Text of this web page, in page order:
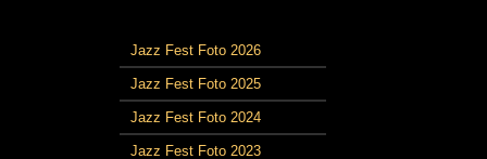
Jazz Fest Foto 2026
Jazz Fest Foto 2025
Jazz Fest Foto 2024
Jazz Fest Foto 2023